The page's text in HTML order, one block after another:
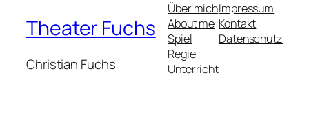
Theater Fuchs
Christian Fuchs
Über mich
About me
Spiel
Regie
Unterricht
Impressum
Kontakt
Datenschutz